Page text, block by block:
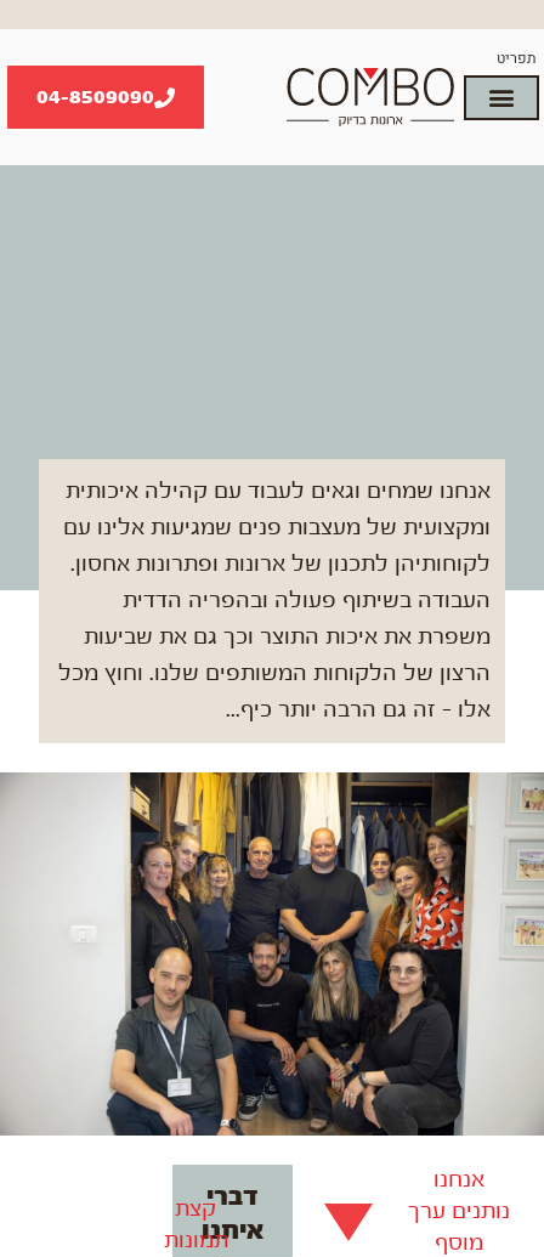
לתוכן
04-8509090
תפריט
אנחנו שמחים וגאים לעבוד עם קהילה איכותית
ומקצועית של מעצבות פנים שמגיעות אלינו עם
לקוחותיהן לתכנון של ארונות ופתרונות אחסון.
העבודה בשיתוף פעולה ובהפריה הדדית
משפרת את איכות התוצר וכך גם את שביעות
הרצון של הלקוחות המשותפים שלנו. וחוץ מכל
אלו - זה גם הרבה יותר כיף...
אנחנו
נותנים ערך
מוסף
דברי
איתנו
קצת
תמונות